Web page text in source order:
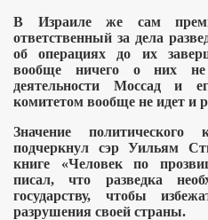
В Израиле же сам
ответственный за дела
об операциях до их
вообще ничего о них
деятельности Моссад и
комитетом вообще не идет и
Значение политического
подчеркнул сэр Уильям
книге «Человек по
писал, что разведка
государству, чтобы
разрушения своей страны.